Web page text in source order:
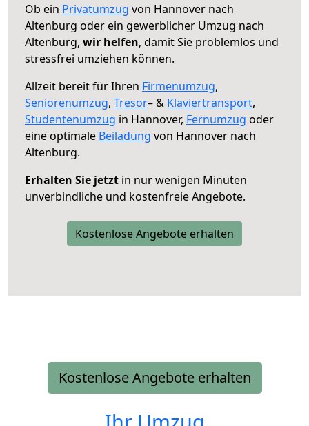
Ob ein Privatumzug von Hannover nach
Altenburg oder ein gewerblicher Umzug nach
Altenburg, wir helfen, damit Sie problemlos und
stressfrei umziehen können.
Allzeit bereit für Ihren Firmenumzug,
Seniorenumzug, Tresor– & Klaviertransport,
Studentenumzug in Hannover, Fernumzug oder
eine optimale Beiladung von Hannover nach
Altenburg.
Erhalten Sie jetzt in nur wenigen Minuten
unverbindliche und kostenfreie Angebote.
Kostenlose Angebote erhalten
Kostenlose Angebote erhalten